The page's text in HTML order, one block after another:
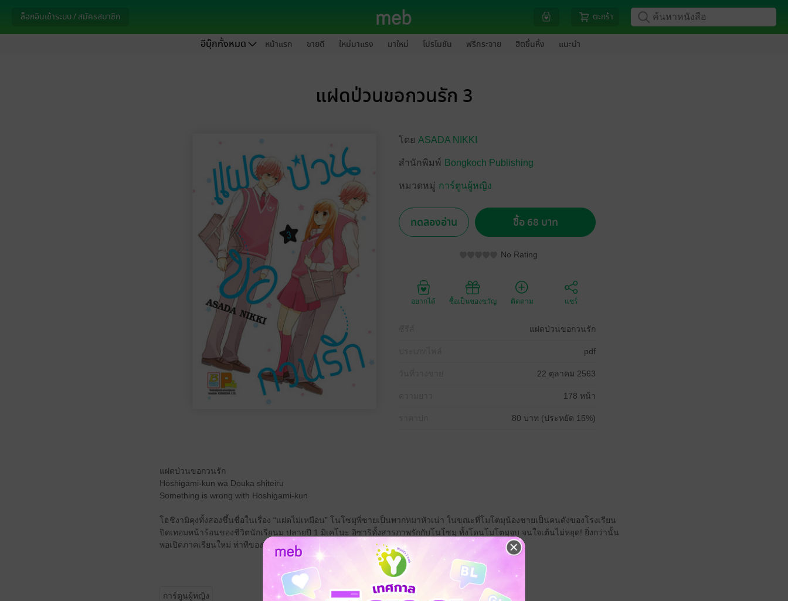
ล็อกอินเข้าระบบ / สมัครสมาชิก ตะกร้า
อีบุ๊กทั้งหมด หน้าแรก ขายดี ใหม่มาแรง มาใหม่ โปรโมชัน ฟรีกระจาย ฮิตขึ้นหิ้ง แนะนำ
แฝดป่วนขอกวนรัก 3
โดย ASADA NIKKI
สำนักพิมพ์ Bongkoch Publishing
หมวดหมู่ การ์ตูนผู้หญิง
ทดลองอ่าน ซื้อ 68 บาท
No Rating
อยากได้ ซื้อเป็นของขวัญ ติดตาม แชร์
แฝดป่วนขอกวนรัก
pdf
22 ตุลาคม 2563
178 หน้า
80 บาท (ประหยัด 15%)
แฝดป่วนขอกวนรัก
Hoshigami-kun wa Douka shiteiru
Something is wrong with Hoshigami-kun
โฮชิงามิคุงทั้งสองขึ้นชื่อในเรื่อง “แฝดไม่เหมือน” โนโซมุพี่ชายเป็นพวกหมาหัวเน่า ในขณะที่โมโตมุน้องชายเป็นคนดังของโรงเรียน
ปิดเทอมหน้าร้อนของชีวิตนักเรียนม.ปลายปี 1 มิเคโนะ อิซาริทั้งสารภาพรักกับโนโซมุ ทั้งโดนโมโตมุจูบ จนใจเต้นไม่หยุด! ยิ่งกว่านั้น
พอเปิดภาคเรียนใหม่ ท่าทีของเพื่อนร่วมห้องอย่างอาซึมะก็แปลก!
การ์ตูนผู้หญิง